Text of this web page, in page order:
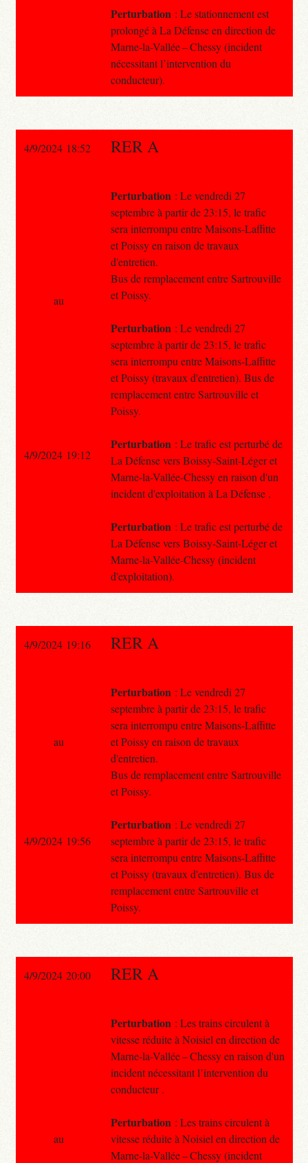
Perturbation : Le stationnement est
prolongé à La Défense en direction de
Marne-la-Vallée – Chessy (incident
nécessitant l’intervention du
conducteur).
4/9/2024 18:52 RER A
Perturbation : Le vendredi 27
septembre à partir de 23:15, le trafic
sera interrompu entre Maisons-Laffitte
et Poissy en raison de travaux
d'entretien.
Bus de remplacement entre Sartrouville
et Poissy.
Perturbation : Le vendredi 27
septembre à partir de 23:15, le trafic
sera interrompu entre Maisons-Laffitte
et Poissy (travaux d'entretien). Bus de
remplacement entre Sartrouville et
Poissy.
Perturbation : Le trafic est perturbé de
La Défense vers Boissy-Saint-Léger et
Marne-la-Vallée-Chessy en raison d'un
incident d'exploitation à La Défense .
Perturbation : Le trafic est perturbé de
La Défense vers Boissy-Saint-Léger et
Marne-la-Vallée-Chessy (incident
d'exploitation).
au
4/9/2024 19:12
4/9/2024 19:16 RER A
Perturbation : Le vendredi 27
septembre à partir de 23:15, le trafic
sera interrompu entre Maisons-Laffitte
et Poissy en raison de travaux
d'entretien.
Bus de remplacement entre Sartrouville
et Poissy.
Perturbation : Le vendredi 27
septembre à partir de 23:15, le trafic
sera interrompu entre Maisons-Laffitte
et Poissy (travaux d'entretien). Bus de
remplacement entre Sartrouville et
Poissy.
au
4/9/2024 19:56
4/9/2024 20:00 RER A
Perturbation : Les trains circulent à
vitesse réduite à Noisiel en direction de
Marne-la-Vallée – Chessy en raison d'un
incident nécessitant l’intervention du
conducteur .
Perturbation : Les trains circulent à
vitesse réduite à Noisiel en direction de
Marne-la-Vallée – Chessy (incident
au